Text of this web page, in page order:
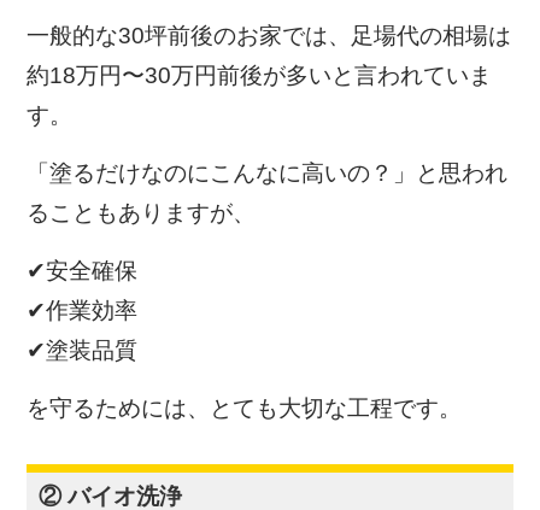
一般的な30坪前後のお家では、足場代の相場は
約18万円〜30万円前後が多いと言われていま
す。
「塗るだけなのにこんなに高いの？」と思われ
ることもありますが、
✔安全確保
✔作業効率
✔塗装品質
を守るためには、とても大切な工程です。
② バイオ洗浄